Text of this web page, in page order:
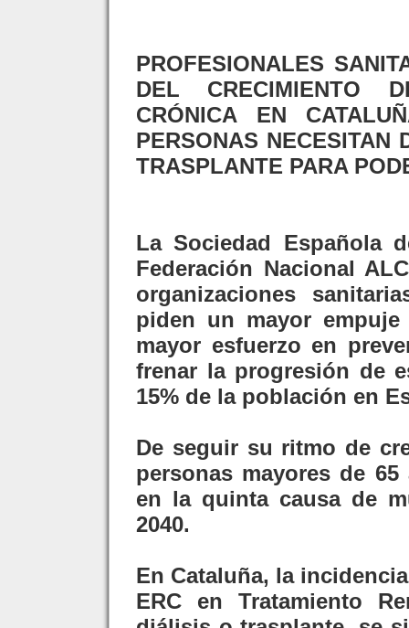
PROFESIONALES
DEL CRECIMIENTO
CRÓNICA EN
PERSONAS NECESITAN
TRASPLANTE PARA
La Sociedad Española
Federación Nacional
organizaciones
piden un mayor
mayor esfuerzo en
frenar la progresión de
15% de la población en
De seguir su ritmo de
personas mayores de
en la quinta causa de
2040.
En Cataluña, la
ERC en Tratamiento